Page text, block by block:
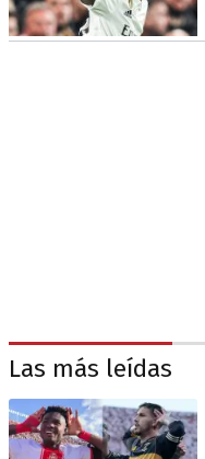
Las más leídas